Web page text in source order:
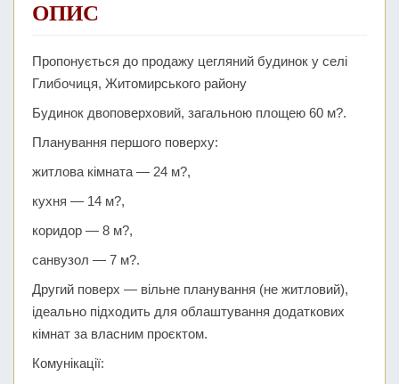
ОПИС
Пропонується до продажу цегляний будинок у селі
Глибочиця, Житомирського району
Будинок двоповерховий, загальною площею 60 м?.
Планування першого поверху:
житлова кімната — 24 м?,
кухня — 14 м?,
коридор — 8 м?,
санвузол — 7 м?.
Другий поверх — вільне планування (не житловий),
ідеально підходить для облаштування додаткових
кімнат за власним проєктом.
Комунікації: